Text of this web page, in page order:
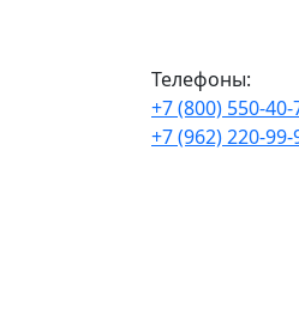
Телефоны:
+7 (800) 550-40-
+7 (962) 220-